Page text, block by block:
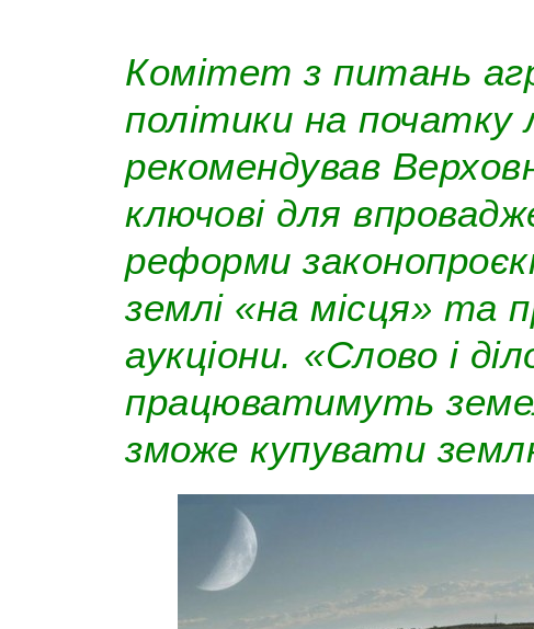
Комітет з питань
політики на
рекомендував
ключові для
реформи
землі «на місця» та
аукціони. «Слово і
працюватимуть
зможе купувати